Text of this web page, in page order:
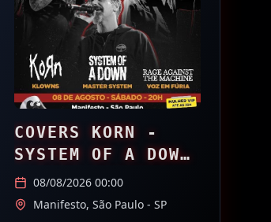
COVERS KORN -
SYSTEM OF A DOWN
- RAGE AGAINST
THE MACHINE
08/08/2026 00:00
Manifesto, São Paulo - SP